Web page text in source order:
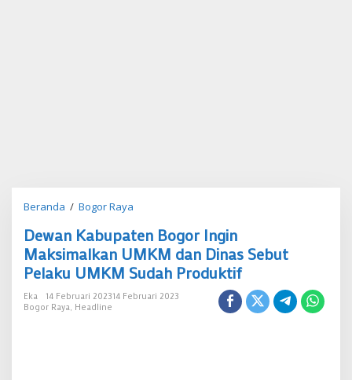
Beranda / Bogor Raya
Bogor
Ingin
Maksimalkan
UMKM
dan
Dewan Kabupaten Bogor Ingin
Maksimalkan UMKM dan Dinas Sebut
Pelaku UMKM Sudah Produktif
Eka 14 Februari 202314 Februari 2023
Bogor Raya, Headline